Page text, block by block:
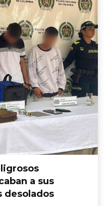
a sus
desolados